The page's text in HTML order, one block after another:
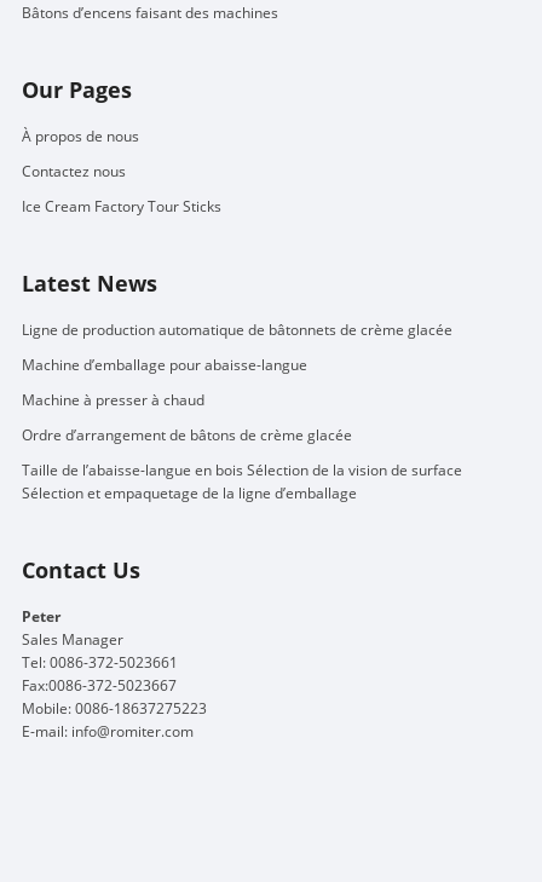
Bâtons d’encens faisant des machines
Our Pages
À propos de nous
Contactez nous
Ice Cream Factory Tour Sticks
Latest News
Ligne de production automatique de bâtonnets de crème glacée
Machine d’emballage pour abaisse-langue
Machine à presser à chaud
Ordre d’arrangement de bâtons de crème glacée
Taille de l’abaisse-langue en bois Sélection de la vision de surface
Sélection et empaquetage de la ligne d’emballage
Contact Us
Peter
Sales Manager
Tel: 0086-372-5023661
Fax:0086-372-5023667
Mobile: 0086-18637275223
E-mail: info@romiter.com